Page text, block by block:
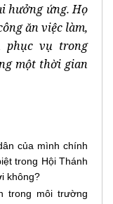
hưởng ứng. Họ
ăn việc làm,
phục vụ trong
một thời gian
của mình chính
trong Hội Thánh
không?
trong môi trường